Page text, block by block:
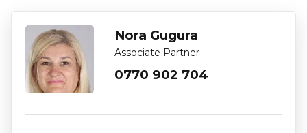
Nora Gugura
Associate Partner
0770 902 704